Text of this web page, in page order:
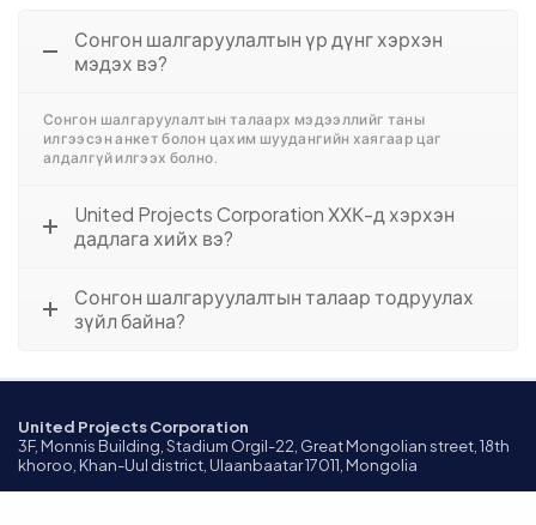
Сонгон шалгаруулалтын үр дүнг хэрхэн
мэдэх вэ?
Сонгон шалгаруулалтын талаарх мэдээллийг таны
илгээсэн анкет болон цахим шуудангийн хаягаар цаг
алдалгүй илгээх болно.
United Projects Corporation ХХК-д хэрхэн
дадлага хийх вэ?
Сонгон шалгаруулалтын талаар тодруулах
зүйл байна?
United Projects Corporation
3F, Monnis Building, Stadium Orgil-22, Great Mongolian street, 18th
khoroo, Khan-Uul district, Ulaanbaatar 17011, Mongolia